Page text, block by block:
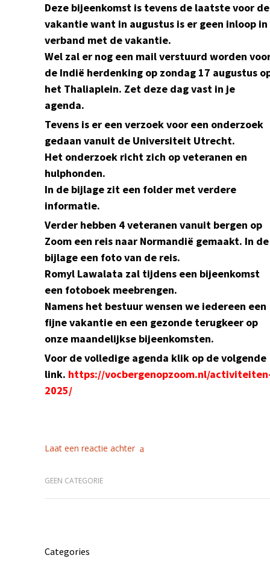
Deze bijeenkomst is tevens de laatste voor de
vakantie want in augustus is er geen inloop in
verband met de vakantie.
Wel zal er nog een mail verstuurd worden
de Indië herdenking op zondag 17 augustus
het Thaliaplein. Zet deze dag vast in je
agenda.
Tevens is er een verzoek voor een onderzoek
gedaan vanuit de Universiteit Utrecht.
Het onderzoek richt zich op veteranen en
hulphonden.
In de bijlage zit een folder met verdere
informatie.
Verder hebben 4 veteranen vanuit bergen op
Zoom een reis naar Normandië gemaakt. In de
bijlage een foto van de reis.
Romyl Lawalata zal tijdens een bijeenkomst
een fotoboek meebrengen.
Namens het bestuur wensen we iedereen een
fijne vakantie en een gezonde terugkeer op
onze maandelijkse bijeenkomsten.
Voor de volledige agenda klik op de volgende
link. https://vocbergenopzoom.nl/
2025/
Laat een reactie achter
GEEN CATEGORIE
Categories